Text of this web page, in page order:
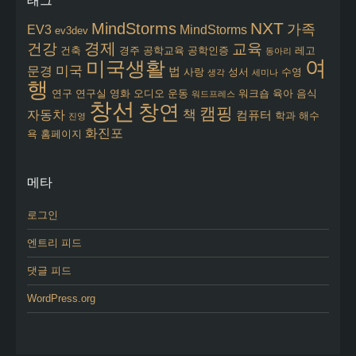
EV3 ev3dev MindStorms MindStorms NXT 가족
건강 건축 경제 경주 공학교육 공학인증 교육 동아리 레고
문경 미국 미국생활 법 사랑 생각 성서 세미나 수영 여
행 연구 연구실 영화 오디오 운동 워드프레스 워크숍 육아 음식
자동차 진영 창선 창연 책 캠핑 컴퓨터 학과 해수
욕 홈페이지 화진포
메타
로그인
엔트리 피드
댓글 피드
WordPress.org